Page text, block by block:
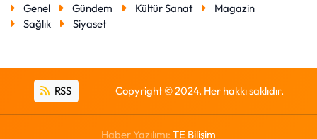
Genel
Gündem Kültür Sanat
Magazin
Sağlık
Siyaset
RSS Copyright © 2024. Her hakkı saklıdır.
Haber Yazılımı: TE Bilişim